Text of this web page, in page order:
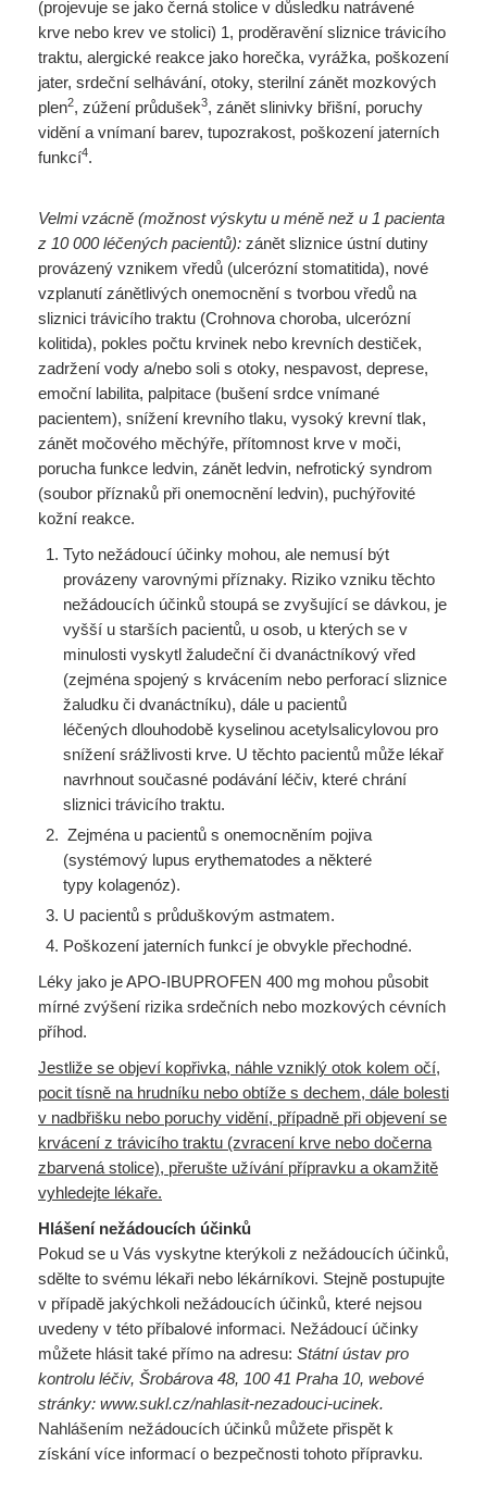
(projevuje se jako černá stolice v důsledku natrávené
krve nebo krev ve stolici) 1, proděravění sliznice trávicího
traktu, alergické reakce jako horečka, vyrážka, poškození
jater, srdeční selhávání, otoky, sterilní zánět mozkových
plen2, zúžení průdušek3, zánět slinivky břišní, poruchy
vidění a vnímaní barev, tupozrakost, poškození jaterních
funkcí4.
Velmi vzácně (možnost výskytu u méně než u 1 pacienta
z 10 000 léčených pacientů): zánět sliznice ústní dutiny
provázený vznikem vředů (ulcerózní stomatitida), nové
vzplanutí zánětlivých onemocnění s tvorbou vředů na
sliznici trávicího traktu (Crohnova choroba, ulcerózní
kolitida), pokles počtu krvinek nebo krevních destiček,
zadržení vody a/nebo soli s otoky, nespavost, deprese,
emoční labilita, palpitace (bušení srdce vnímané
pacientem), snížení krevního tlaku, vysoký krevní tlak,
zánět močového měchýře, přítomnost krve v moči,
porucha funkce ledvin, zánět ledvin, nefrotický syndrom
(soubor příznaků při onemocnění ledvin), puchýřovité
kožní reakce.
Tyto nežádoucí účinky mohou, ale nemusí být
provázeny varovnými příznaky. Riziko vzniku těchto
nežádoucích účinků stoupá se zvyšující se dávkou, je
vyšší u starších pacientů, u osob, u kterých se v
minulosti vyskytl žaludeční či dvanáctníkový vřed
(zejména spojený s krvácením nebo perforací sliznice
žaludku či dvanáctníku), dále u pacientů
léčených dlouhodobě kyselinou acetylsalicylovou pro
snížení srážlivosti krve. U těchto pacientů může lékař
navrhnout současné podávání léčiv, které chrání
sliznici trávicího traktu.
Zejména u pacientů s onemocněním pojiva
(systémový lupus erythematodes a některé
typy kolagenóz).
U pacientů s průduškovým astmatem.
Poškození jaterních funkcí je obvykle přechodné.
Léky jako je APO-IBUPROFEN 400 mg mohou působit
mírné zvýšení rizika srdečních nebo mozkových cévních
příhod.
Jestliže se objeví kopřivka, náhle vzniklý otok kolem očí,
pocit tísně na hrudníku nebo obtíže s dechem, dále bolesti
v nadbřišku nebo poruchy vidění, případně při objevení se
krvácení z trávicího traktu (zvracení krve nebo dočerna
zbarvená stolice), přerušte užívání přípravku a okamžitě
vyhledejte lékaře.
Hlášení nežádoucích účinků
Pokud se u Vás vyskytne kterýkoli z nežádoucích účinků,
sdělte to svému lékaři nebo lékárníkovi. Stejně postupujte
v případě jakýchkoli nežádoucích účinků, které nejsou
uvedeny v této příbalové informaci. Nežádoucí účinky
můžete hlásit také přímo na adresu: Státní ústav pro
kontrolu léčiv, Šrobárova 48, 100 41 Praha 10, webové
stránky: www.sukl.cz/nahlasit-nezadouci-ucinek.
Nahlášením nežádoucích účinků můžete přispět k
získání více informací o bezpečnosti tohoto přípravku.